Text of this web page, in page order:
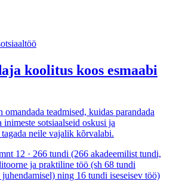
koolitus koos esmaabi
teadmised, kuidas parandada
sotsiaalseid oskusi ja
neile vajalik kõrvalabi.
12 · 266 tundi (266 akadeemilist tundi,
ja praktiline töö (sh 68 tundi
ning 16 tundi iseseisev töö)